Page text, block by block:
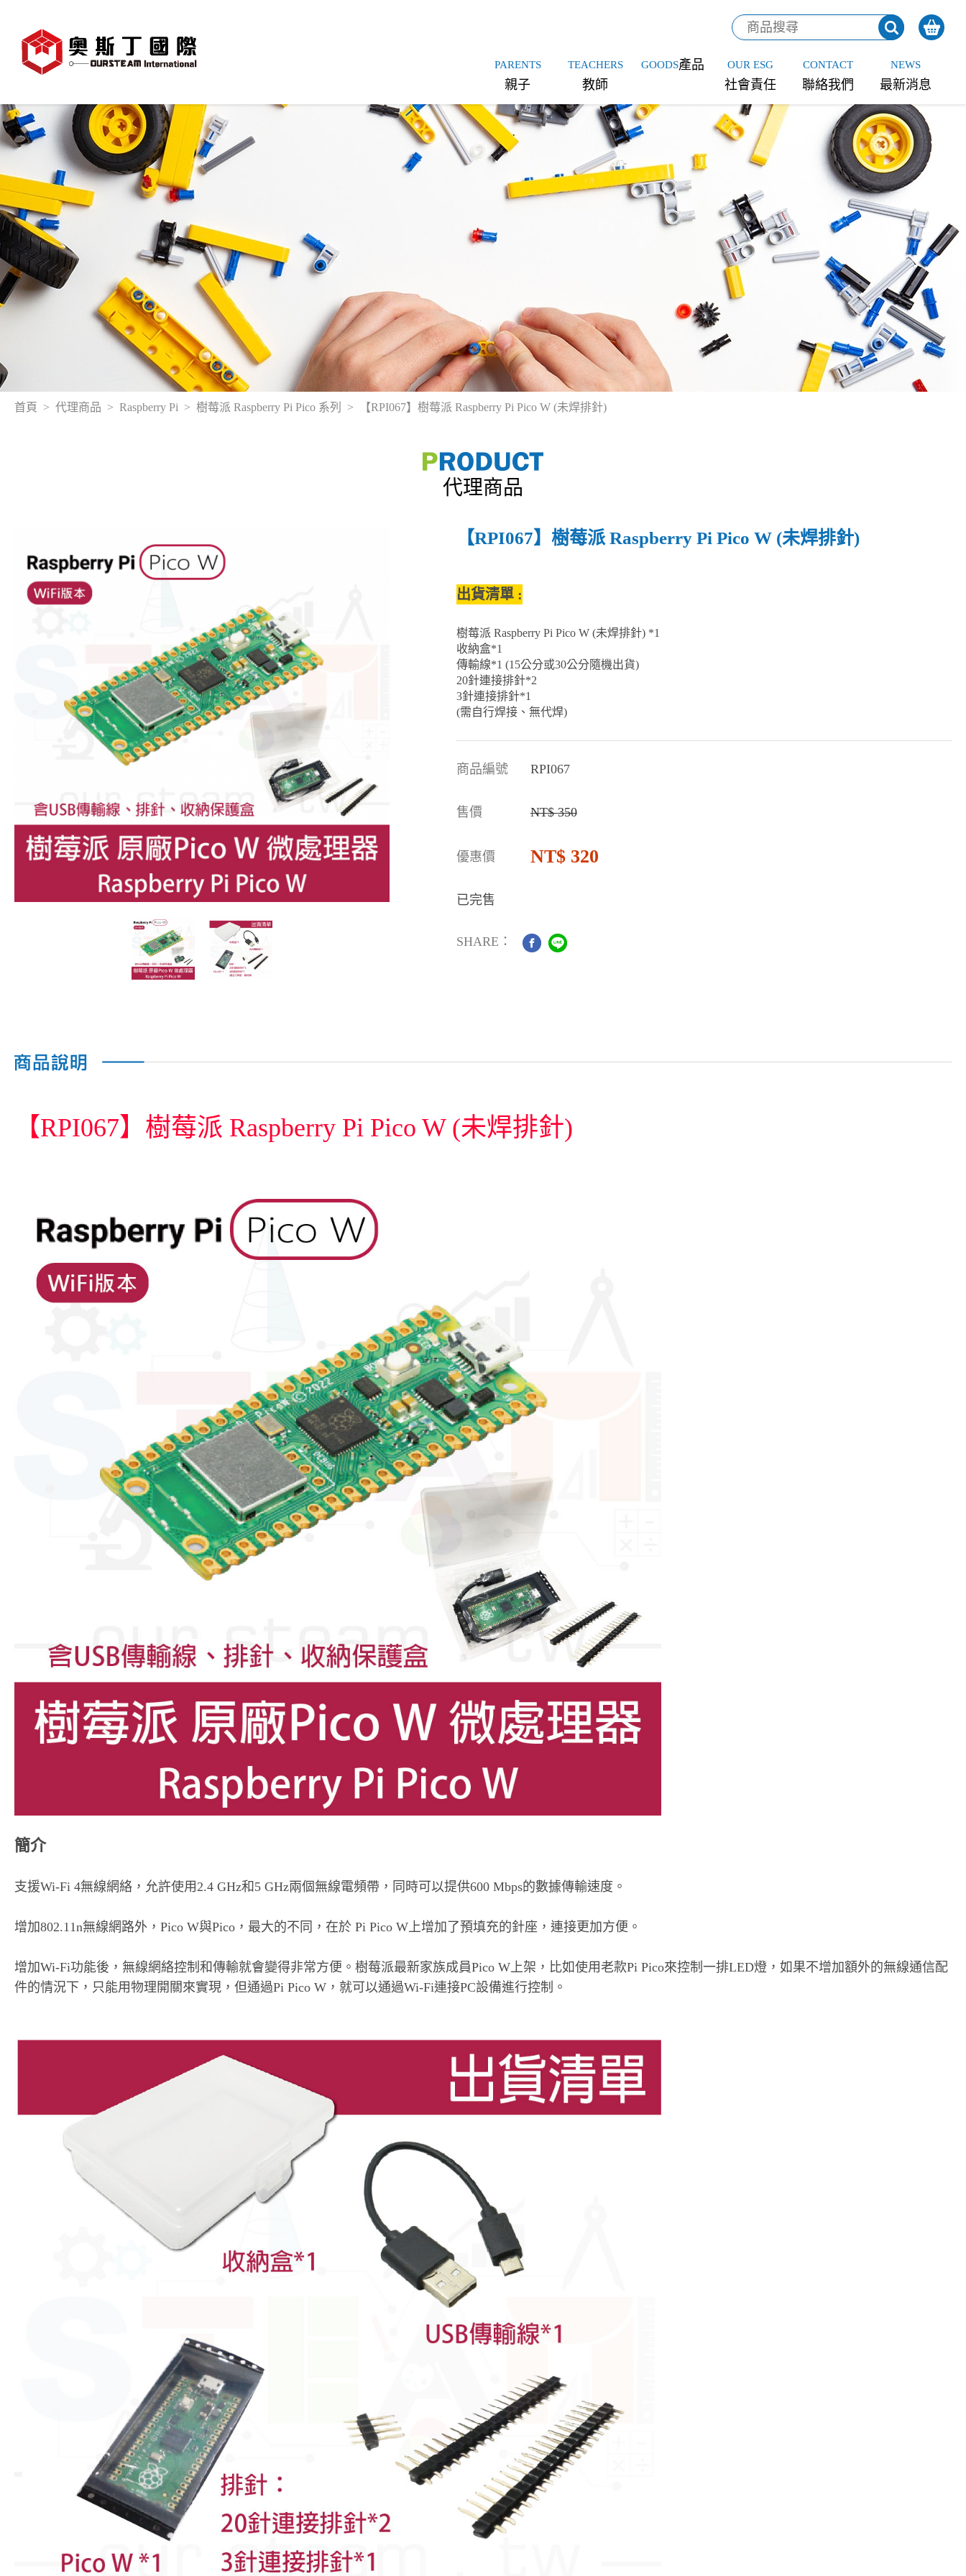
PARENTS
親子
TEACHERS
教師
GOODS產品 OUR ESG
社會責任
CONTACT
聯絡我們
NEWS
最新消息
首頁 代理商品 Raspberry Pi 樹莓派 Raspberry Pi Pico 系列 【RPI067】樹莓派 Raspberry Pi Pico W (未焊排針)
代理商品
【RPI067】樹莓派 Raspberry Pi Pico W (未焊排針)
出貨清單 :
樹莓派 Raspberry Pi Pico W (未焊排針) *1
收納盒*1
傳輸線*1 (15公分或30公分隨機出貨)
20針連接排針*2
3針連接排針*1
(需自行焊接、無代焊)
商品編號 RPI067
售價 350
優惠價 320
已完售
SHARE：
【RPI067】樹莓派 Raspberry Pi Pico W (未焊排針)
簡介
支援Wi-Fi 4無線網絡，允許使用2.4 GHz和5 GHz兩個無線電頻帶，同時可以提供600 Mbps的數據傳輸速度。
增加802.11n無線網路外，Pico W與Pico，最大的不同，在於 Pi Pico W上增加了預填充的針座，連接更加方便。
增加Wi-Fi功能後，無線網絡控制和傳輸就會變得非常方便。樹莓派最新家族成員Pico W上架，比如使用老款Pi Pico來控制一排LED燈，如果不增加額外的無線通信配
件的情況下，只能用物理開關來實現，但通過Pi Pico W，就可以通過Wi-Fi連接PC設備進行控制。